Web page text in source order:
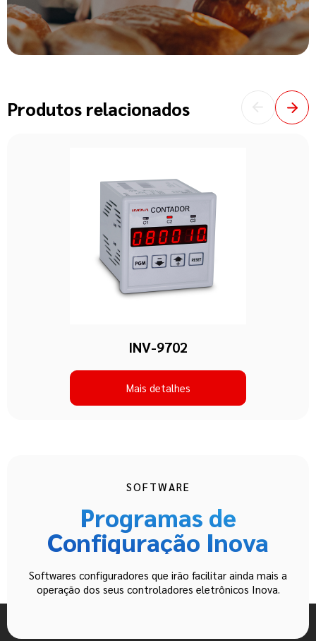
Produtos relacionados
INV-9702
Mais detalhes
SOFTWARE
Programas de
Configuração Inova
Softwares configuradores que irão facilitar ainda mais a
operação dos seus controladores eletrônicos Inova.